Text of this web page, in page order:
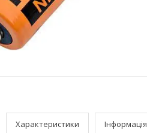
Характеристики